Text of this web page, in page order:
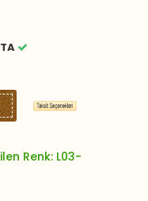
Renk: L03-